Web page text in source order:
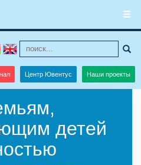
Центр Ювентус Наши проекты
детей